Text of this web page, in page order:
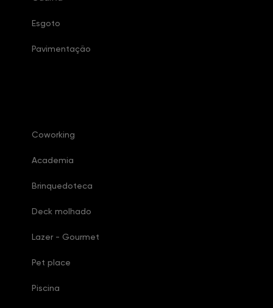
Esgoto
Pavimentação
Coworking
Academia
Brinquedoteca
Deck molhado
Lazer - Gourmet
Pet place
Piscina